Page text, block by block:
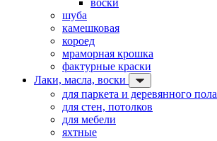
воски
шуба
камешковая
короед
мраморная крошка
фактурные краски
Лаки, масла, воски
для паркета и деревянного пола
для стен, потолков
для мебели
яхтные